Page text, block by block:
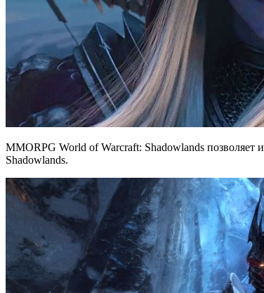
MMORPG World of Warcraft: Shadowlands позволяет
Shadowlands.